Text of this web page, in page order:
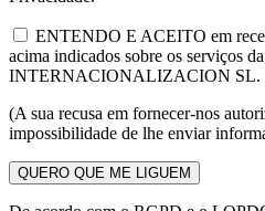
ENTENDO E ACEITO em
acima indicados sobre os serviços
INTERNACIONALIZACION SL.
(A sua recusa em fornecer-nos
impossibilidade de lhe enviar